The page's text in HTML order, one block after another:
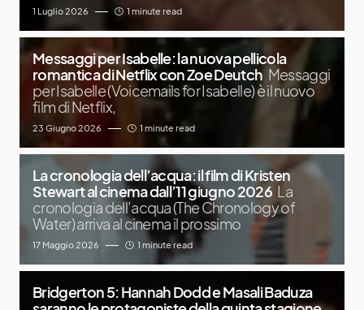
1 Luglio 2026 1 minute read
Messaggi per Isabelle: la nuova pellicola
romantica di Netflix con Zoe Deutch Messaggi
per Isabelle (Voicemails for Isabelle) è il nuovo
film di Netflix,
23 Giugno 2026 1 minute read
La cronologia dell’acqua: il film di Kristen
Stewart al cinema dall’11 giugno 2026 La
cronologia dell’acqua (The Chronology of
Water) arriva al cinema il prossimo
17 Maggio 2026 1 minute read
Bridgerton 5: Hannah Dodd e Masali Baduza